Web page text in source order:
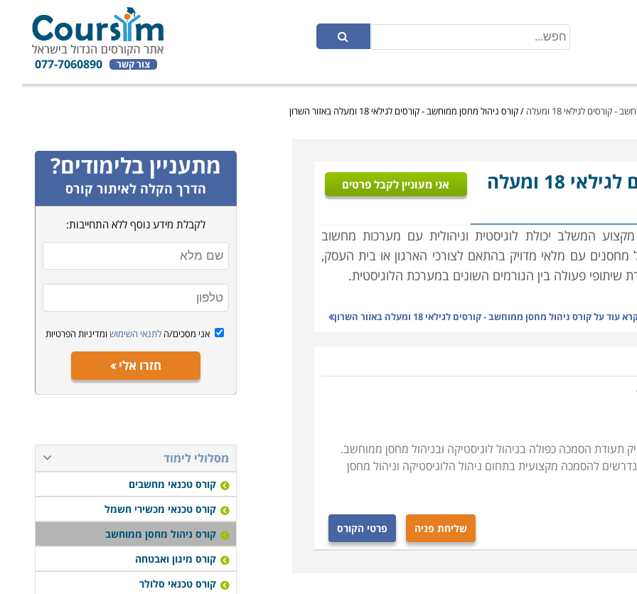
צור קשר 077-7060890
קורסים לגילאי 18 ומעלה /קורס ניהול מחסן ממוחשב - קורסים לגילאי 18 ומעלה באזור השרון
- קורסים לגילאי 18 ומעלה
אני מעוניין לקבל פרטים
המשלב יכולת לוגיסטית וניהולית עם מערכות מחשוב
עם מלאי מדויק בהתאם לצורכי הארגון או בית העסק,
שיתופי פעולה בין הגורמים השונים במערכת הלוגיסטית.
הקורס יועברו שיעורים במגוון נושאים: מבנה הארגון,
משוחררים שעסקו באפסנאות בצבא, או לחסרי ניסיון הרוצים
להתקדם בו לתפקידים ניהוליים בכירים ולסלול דרך
בארגון, הרוצים להרחיב את הידע המקצועי ולפקח באופן
החשוב ביותר בחברה יצרנית וניהול תקין עשוי להוביל
שהינם לעתים בלתי הפיכים.
עוד עלקורס ניהול מחסן ממוחשב - קורסים לגילאי 18 ומעלה באזור השרון
תעודת הסמכה כפולה בניהול לוגיסטיקה ובניהול מחסן ממוחשב.
להסמכה מקצועית בתחום ניהול הלוגיסטיקה וניהול מחסן
שליחת פניה פרטי הקורס
מתעניין בלימודים?
הדרך הקלה לאיתור קורס
לקבלת מידע נוסף ללא התחייבות:
אני מסכים/הלתנאי השימוש ומדיניות הפרטיות
חזרו אלי
מסלולי לימוד
קורס טכנאי מחשבים
קורס טכנאי מכשירי חשמל
קורס ניהול מחסן ממוחשב
קורס מיגון ואבטחה
קורס טכנאי סלולר